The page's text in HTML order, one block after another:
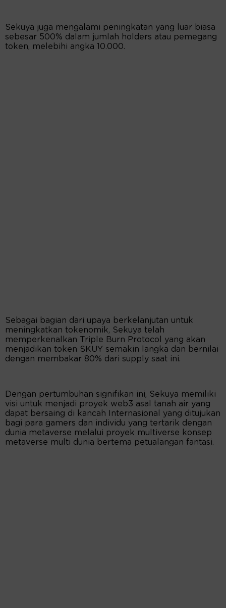
Sekuya juga mengalami peningkatan yang luar biasa
sebesar 500% dalam jumlah holders atau pemegang
token, melebihi angka 10.000.
Sebagai bagian dari upaya berkelanjutan untuk
meningkatkan tokenomik, Sekuya telah
memperkenalkan Triple Burn Protocol yang akan
menjadikan token SKUY semakin langka dan bernilai
dengan membakar 80% dari supply saat ini.
Dengan pertumbuhan signifikan ini, Sekuya memiliki
visi untuk menjadi proyek web3 asal tanah air yang
dapat bersaing di kancah Internasional yang ditujukan
bagi para gamers dan individu yang tertarik dengan
dunia metaverse melalui proyek multiverse konsep
metaverse multi dunia bertema petualangan fantasi.